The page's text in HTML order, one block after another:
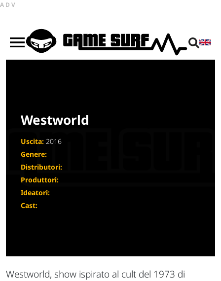
ADV
Westworld
Uscita: 2016
Genere:
Distributori:
Produttori:
Ideatori:
Cast:
Westworld, show ispirato al cult del 1973 di